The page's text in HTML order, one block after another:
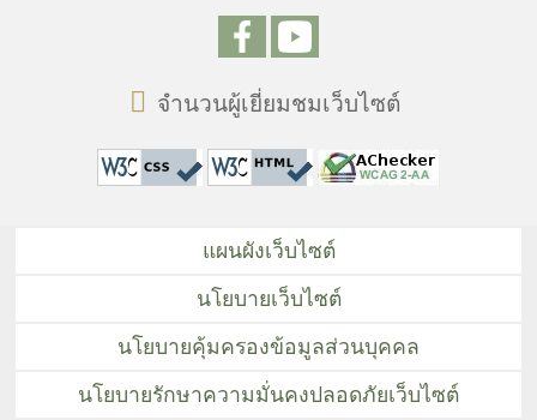
จำนวนผู้เยี่ยมชมเว็บไซต์
แผนผังเว็บไซต์
นโยบายเว็บไซต์
นโยบายคุ้มครองข้อมูลส่วนบุคคล
นโยบายรักษาความมั่นคงปลอดภัยเว็บไซต์